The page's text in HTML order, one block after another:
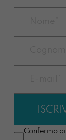
Confermo